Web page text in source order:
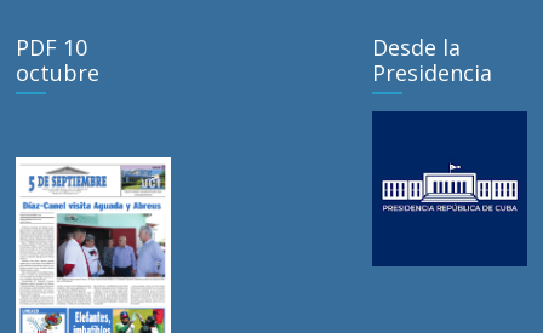
PDF 10
octubre
Desde la
Presidencia